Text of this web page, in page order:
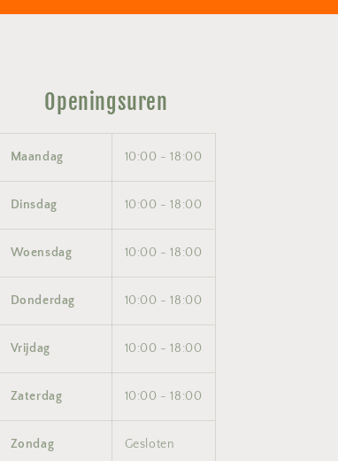
Openingsuren
Maandag 10:00 - 18:00
Dinsdag 10:00 - 18:00
Woensdag 10:00 - 18:00
Donderdag 10:00 - 18:00
Vrijdag 10:00 - 18:00
Zaterdag 10:00 - 18:00
Zondag Gesloten